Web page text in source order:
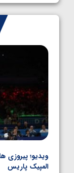
1405/05/07
ایران چشم
کشتی
1405/05/06
ویدیو؛ پیروزی
المپیک پاریس